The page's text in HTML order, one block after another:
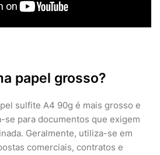
papel grosso?
sulfite A4 90g é mais grosso e
para documentos que exigem
Geralmente, utiliza-se em
comerciais, contratos e